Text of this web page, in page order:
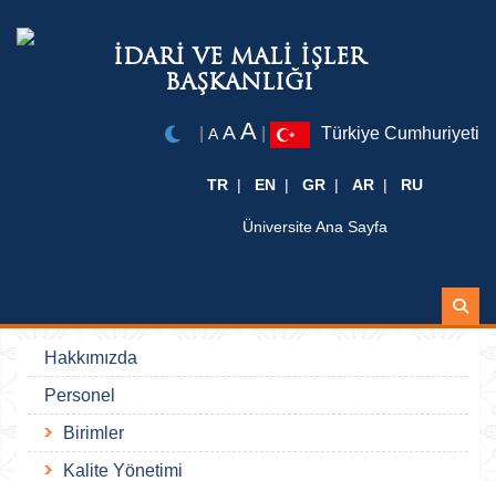
İDARİ VE MALİ İŞLER
BAŞKANLIĞI
A A A Türkiye Cumhuriyeti
TR EN GR AR RU
Üniversite Ana Sayfa
Ara
Hakkımızda
Personel
Birimler
Kalite Yönetimi